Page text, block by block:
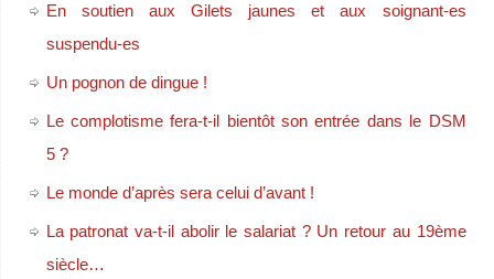
En soutien aux Gilets jaunes et aux soignant-es
suspendu-es
Un pognon de dingue !
Le complotisme fera-t-il bientôt son entrée dans le DSM
5 ?
Le monde d’après sera celui d’avant !
La patronat va-t-il abolir le salariat ? Un retour au 19ème
siècle…